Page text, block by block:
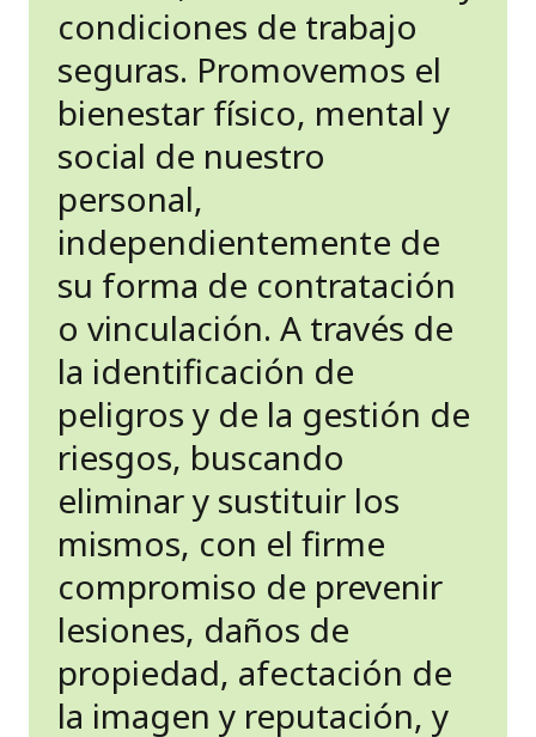
condiciones de trabajo
seguras. Promovemos el
bienestar físico, mental y
social de nuestro
personal,
independientemente de
su forma de contratación
o vinculación. A través de
la identificación de
peligros y de la gestión de
riesgos, buscando
eliminar y sustituir los
mismos, con el firme
compromiso de prevenir
lesiones, daños de
propiedad, afectación de
la imagen y reputación, y